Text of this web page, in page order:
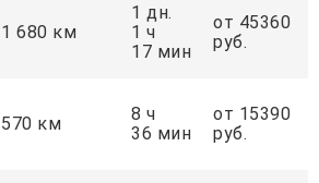
1 680 км
1 дн.
1 ч
17 мин
от 45360
руб.
570 км
8 ч
36 мин
от 15390
руб.